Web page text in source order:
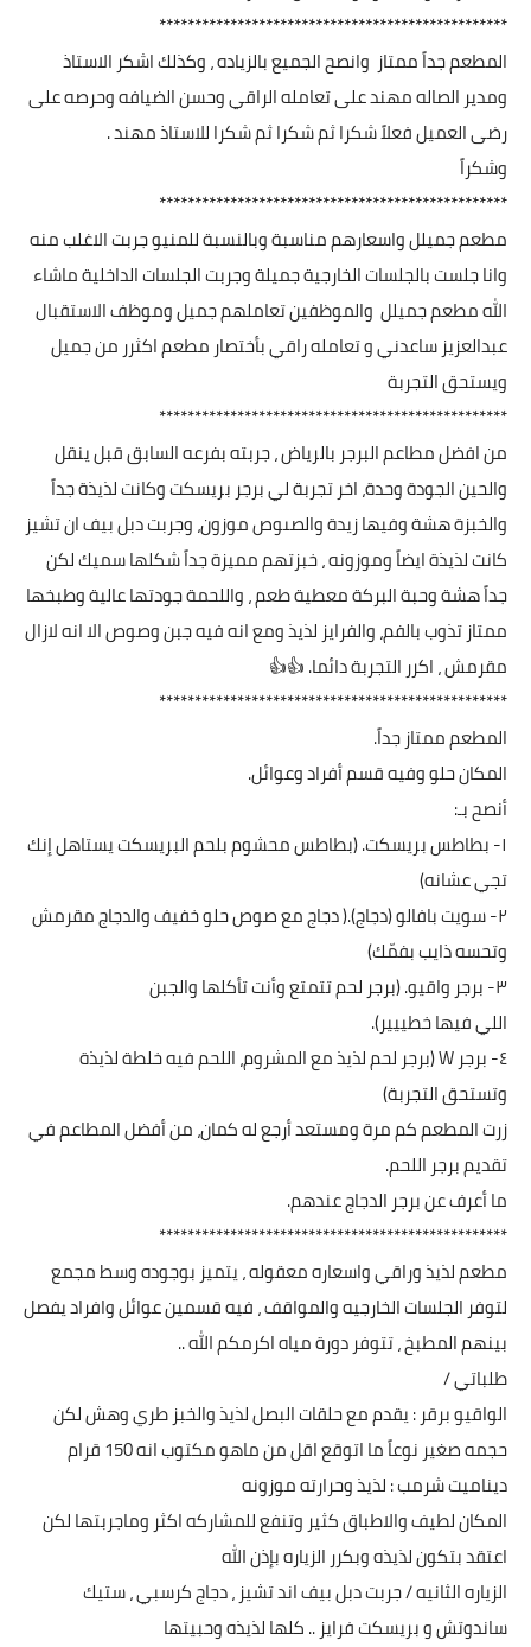
*************************************************
المطعم جداً ممتاز وانصح الجميع بالزياده ، وكذلك اشكر الاستاذ
ومدير الصاله مهند على تعامله الراقي وحسن الضيافه وحرصه على
رضى العميل فعلاً شكرا ثم شكرا ثم شكرا للاستاذ مهند .
وشكراً
*************************************************
مطعم جميلل واسعارهم مناسبة وبالنسبة للمنيو جربت الاغلب منه
وانا جلست بالجلسات الخارجية جميلة وجربت الجلسات الداخلية ماشاء
الله مطعم جميلل والموظفين تعاملهم جميل وموظف الاستقبال
عبدالعزيز ساعدني و تعامله راقي بأختصار مطعم اكثرر من جميل
ويستحق التجربة
*************************************************
من افضل مطاعم البرجر بالرياض ، جربته بفرعه السابق قبل ينقل
والحين الجودة وحدة، اخر تجربة لي برجر بريسكت وكانت لذيذة جداً
والخبزة هشة وفيها زيدة والصىوص موزون، وجربت دبل بيف ان تشيز
كانت لذيذة ايضاً وموزونه ، خبزتهم مميزة جداً شكلها سميك لكن
جداً هشة وحبة البركة معطية طعم ، واللحمة جودتها عالية وطبخها
ممتاز تذوب بالفم، والفرايز لذيذ ومع انه فيه جبن وصوص الا انه لازال
مقرمش ، اكرر التجربة دائما. 👍👍
*************************************************
المطعم ممتاز جداً.
المكان حلو وفيه قسم أفراد وعوائل.
أنصح بـ:
١- بطاطس بريسكت. (بطاطس محشوم بلحم البريسكت يستاهل إنك
تجي عشانه)
٢- سويت بافالو (دجاج).( دجاج مع صوص حلو خفيف والدجاج مقرمش
وتحسه ذايب بفمّك)
٣- برجر واقيو. (برجر لحم تتمتع وأنت تأكلها والجبن
اللي فيها خطييير).
٤- برجر W (برجر لحم لذيذ مع المشروم، اللحم فيه خلطة لذيذة
وتستحق التجربة)
زرت المطعم كم مرة ومستعد أرجع له كمان، من أفضل المطاعم في
تقديم برجر اللحم.
ما أعرف عن برجر الدجاج عندهم.
*************************************************
مطعم لذيذ وراقي واسعاره معقوله ، يتميز بوجوده وسط مجمع
لتوفر الجلسات الخارجيه والمواقف ، فيه قسمين عوائل وافراد يفصل
بينهم المطبخ ، تتوفر دورة مياه اكرمكم الله ..
طلباتي /
الواقيو برقر : يقدم مع حلقات البصل لذيذ والخبز طري وهش لكن
حجمه صغير نوعاً ما اتوقع اقل من ماهو مكتوب انه 150 قرام
ديناميت شرمب : لذيذ وحرارته موزونه
المكان لطيف والاطباق كثير وتنفع للمشاركه اكثر وماجربتها لكن
اعتقد بتكون لذيذه وبكرر الزياره بإذن الله
الزياره الثانيه / جربت دبل بيف اند تشيز ، دجاج كرسبي ، ستيك
ساندوتش و بريسكت فرايز .. كلها لذيذه وحبيتها